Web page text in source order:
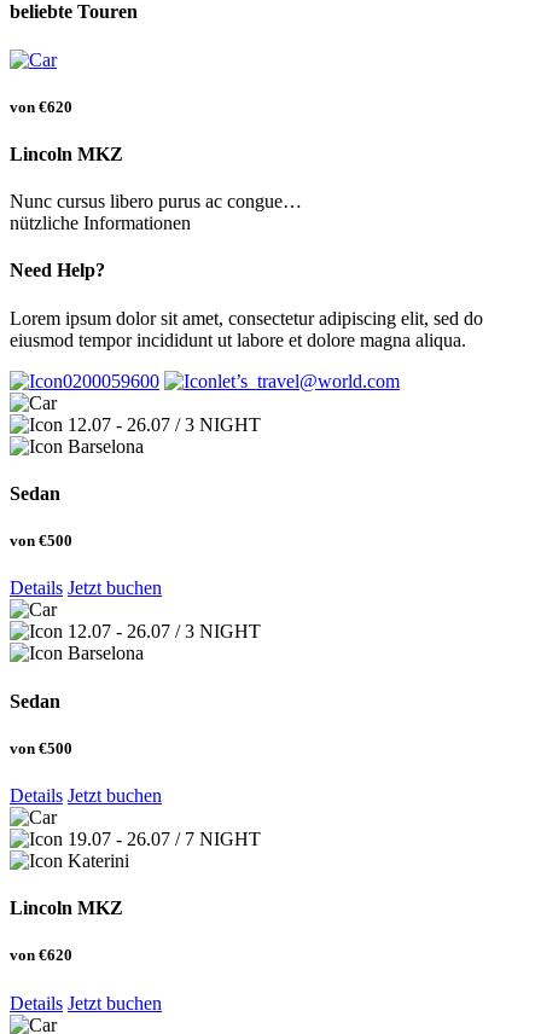
beliebte Touren
von €620
Lincoln MKZ
Nunc cursus libero purus ac congue…
nützliche Informationen
Need Help?
Lorem ipsum dolor sit amet, consectetur adipiscing elit, sed do
eiusmod tempor incididunt ut labore et dolore magna aliqua.
0200059600
let’s_travel@world.com
12.07 - 26.07 / 3 NIGHT
Barselona
Sedan
von €500
Details Jetzt buchen
12.07 - 26.07 / 3 NIGHT
Barselona
Sedan
von €500
Details Jetzt buchen
19.07 - 26.07 / 7 NIGHT
Katerini
Lincoln MKZ
von €620
Details Jetzt buchen